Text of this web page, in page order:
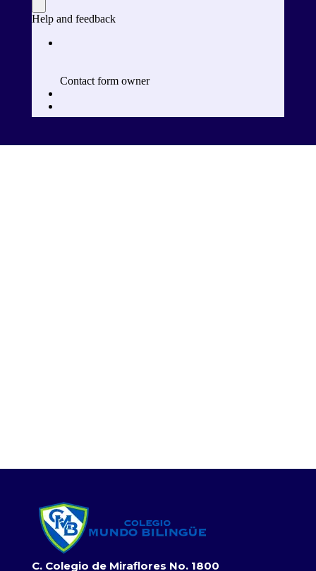
C. Colegio de Miraflores No. 1800